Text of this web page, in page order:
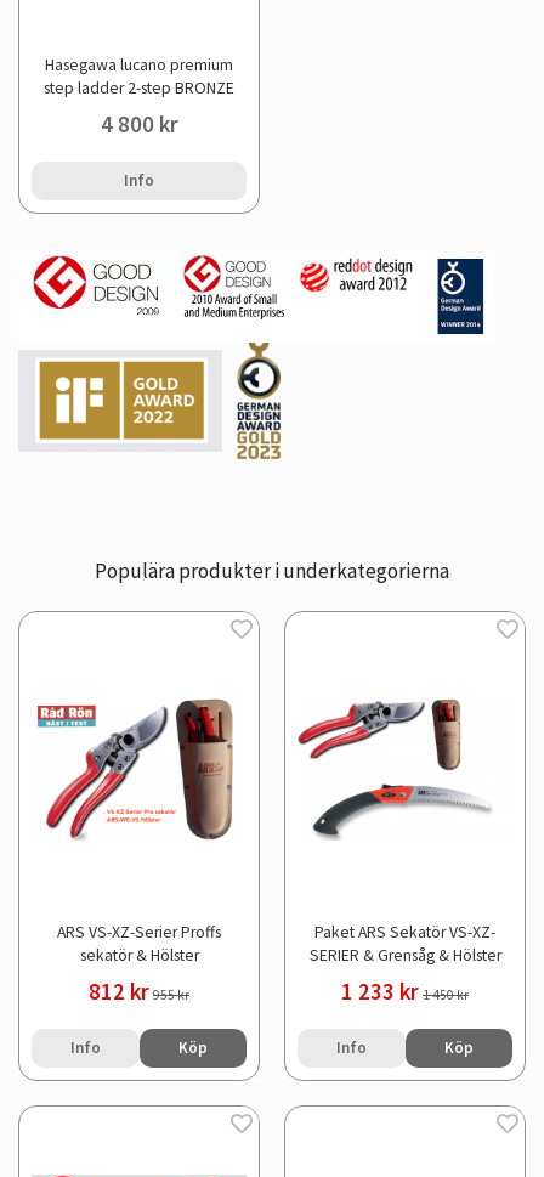
Hasegawa lucano premium
step ladder 2-step BRONZE
4 800 kr
Info
Populära produkter i underkategorierna
ARS VS-XZ-Serier Proffs
sekatör & Hölster
812 kr 955 kr
Info Köp
Paket ARS Sekatör VS-XZ-
SERIER & Grensåg & Hölster
1 233 kr 1 450 kr
Info Köp